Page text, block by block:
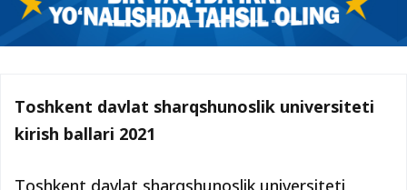
Toshkent davlat sharqshunoslik universiteti
kirish ballari 2021
Toshkent davlat sharqshunoslik universiteti